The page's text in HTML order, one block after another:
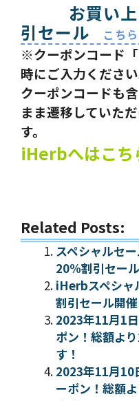
お買い
引セール
こち
※クーポンコード
時にご入力くださ
クーポンコードも
まま遷移していた
す。
iHerbへはこち
Related Posts:
スペシャルセ
20%割引セール
iHerbスペシャ
割引セール開催
2023年11月1
ポン！総額よ
す！
2023年11月10
ーポン！総額